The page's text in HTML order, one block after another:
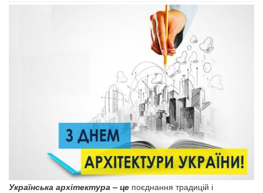
Українська архітектура – це поєднання традицій і